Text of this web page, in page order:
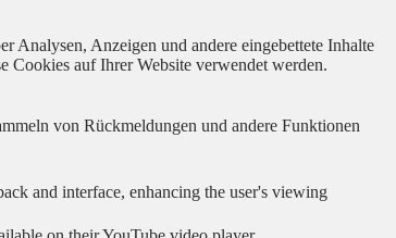
Analysen, Anzeigen und andere eingebettete Inhalte
Cookies auf Ihrer Website verwendet werden.
von Rückmeldungen und andere Funktionen
and interface, enhancing the user's viewing